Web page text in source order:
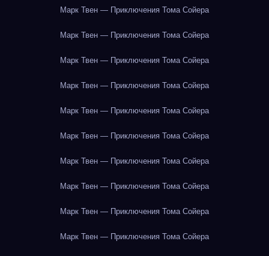
Марк Твен — Приключения Тома Сойера
Марк Твен — Приключения Тома Сойера
Марк Твен — Приключения Тома Сойера
Марк Твен — Приключения Тома Сойера
Марк Твен — Приключения Тома Сойера
Марк Твен — Приключения Тома Сойера
Марк Твен — Приключения Тома Сойера
Марк Твен — Приключения Тома Сойера
Марк Твен — Приключения Тома Сойера
Марк Твен — Приключения Тома Сойера